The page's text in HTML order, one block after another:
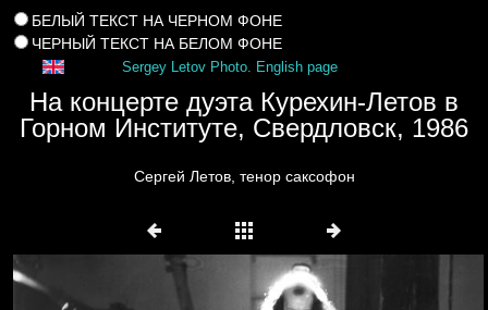
БЕЛЫЙ ТЕКСТ НА ЧЕРНОМ ФОНЕ
ЧЕРНЫЙ ТЕКСТ НА БЕЛОМ ФОНЕ
Sergey Letov Photo. English page
На концерте дуэта Курехин-Летов в
Горном Институте, Свердловск, 1986
Сергей Летов, тенор саксофон